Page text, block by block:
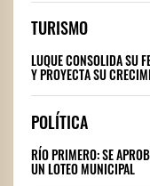
TURISMO
LUQUE CONSOLIDA SU
Y PROYECTA SU
POLÍTICA
RÍO PRIMERO: SE
UN LOTEO MUNICIPAL